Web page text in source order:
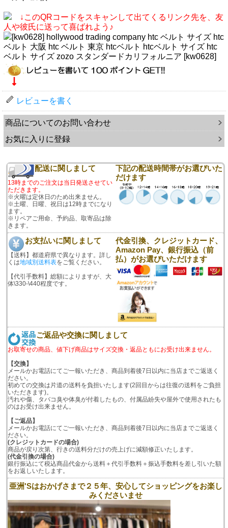
↓このQRコードをスキャンして出てくるリンク先を、友
人や彼氏に送って喜ばれよう♪
[kw0628] hollywood trading company htc ベルト サイズ htc
ベルト 大阪 htc ベルト 東京 htcベルト htcベルト サイズ htc
ベルト サイズ zozo スタンダードカリフォルニア [kw0628]
レビューを書く
商品についてのお問い合わせ
お気に入りに登録
配送に関しまして
13時までのご注文は当日発送させてい
ただきます。
※火曜は定休日のため出来ません。
※土曜、日曜、祝日は12時までになり
ます。
※リペアご用命、予約品、取寄品は除
きます。
下記の配送時間帯がお選びいた
だけます
お支払いに関しまして
【送料】都道府県で異なります。詳し
くは地域別送料表をご覧ください。
【代引手数料】総額によりますが、大
体\330-\440程度です。
代金引換、クレジットカード、
Amazon Pay、銀行振込（前
払）がお選びいただけます
ご返品や交換に関しまして
お取寄せの商品、値下げ商品はサイズ交換・返品ともにお受け出来ません。
【交換】
メールかお電話にてご一報いただき、商品到着後7日以内に当店までご返送く
ださい。
初めての交換は片道の送料を負担いたします(2回目からは往復の送料をご負担
いただきます)。
汚れや傷、タバコ臭や体臭が付着したもの、付属品紛失や屋外で使用されたも
のはお受け出来ません。
【ご返品】
メールかお電話にてご一報いただき、商品到着後7日以内に当店までご返送く
ださい。
(クレジットカードの場合)
商品が戻り次第、行きの送料分だけの売上げに減額修正いたします。
(代金引換の場合)
銀行振込にて税込商品代金から送料＋代引手数料＋振込手数料を差し引いた額
をお返しいたします。
亜洲'Sはおかげさまで２５年、安心してショッピングをお楽し
みくださいませ